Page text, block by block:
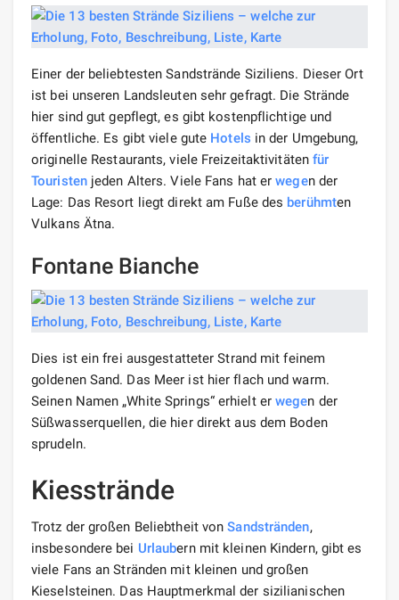
Einer der beliebtesten Sandstrände Siziliens. Dieser Ort
ist bei unseren Landsleuten sehr gefragt. Die Strände
hier sind gut gepflegt, es gibt kostenpflichtige und
öffentliche. Es gibt viele gute Hotels in der Umgebung,
originelle Restaurants, viele Freizeitaktivitätenfür
Touristenjeden Alters. Viele Fans hat erwegen der
Lage: Das Resort liegt direkt am Fuße des berühmten
Vulkans Ätna.
Fontane Bianche
Dies ist ein frei ausgestatteter Strand mit feinem
goldenen Sand. Das Meer ist hier flach und warm.
Seinen Namen „White Springs“ erhielt erwegen der
Süßwasserquellen, die hier direkt aus dem Boden
sprudeln.
Kiesstrände
Trotz der großen Beliebtheit vonSandstränden,
insbesondere bei Urlaubern mit kleinen Kindern, gibt es
viele Fans an Stränden mit kleinen und großen
Kieselsteinen. Das Hauptmerkmal der sizilianischen